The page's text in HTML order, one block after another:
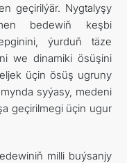
geçirilýär. Nygtalyşy
bedewiň keşbi
ýurduň täze
we dinamiki ösüşini
üçin ösüş ugruny
syýasy, medeni
geçirilmegi üçin ugur
milli buýsanjy